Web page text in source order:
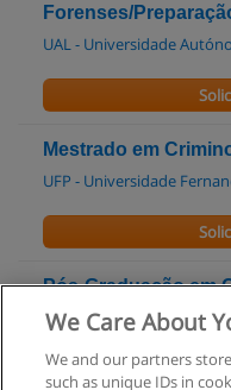
Forenses/
UAL - Universidade
Mestrado em
UFP - Universidade
Pós-Graduação em
Financeira
We Care About
We and our partners
such as unique IDs in